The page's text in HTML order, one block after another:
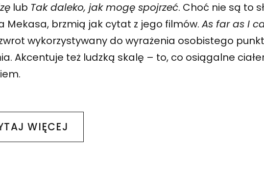
As Far As I Can See z Kamą Sokolnicką i Emanuelem
po „As Far as I Can See” z twórcami wystawy
lub Tak daleko, jak mogę spojrzeć. Choć nie są to
Mekasa, brzmią jak cytat z jego filmów.As far as I
wykorzystywany do wyrażenia osobistego
Akcentuje też ludzką skalę – to, co osiągalne
WIĘCEJ